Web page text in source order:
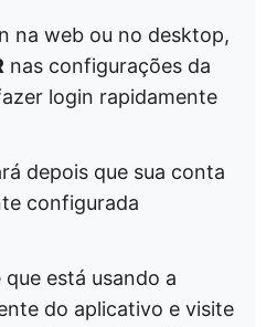
na web ou no desktop,
nas configurações da
login rapidamente
depois que sua conta
configurada
está usando a
do aplicativo e visite